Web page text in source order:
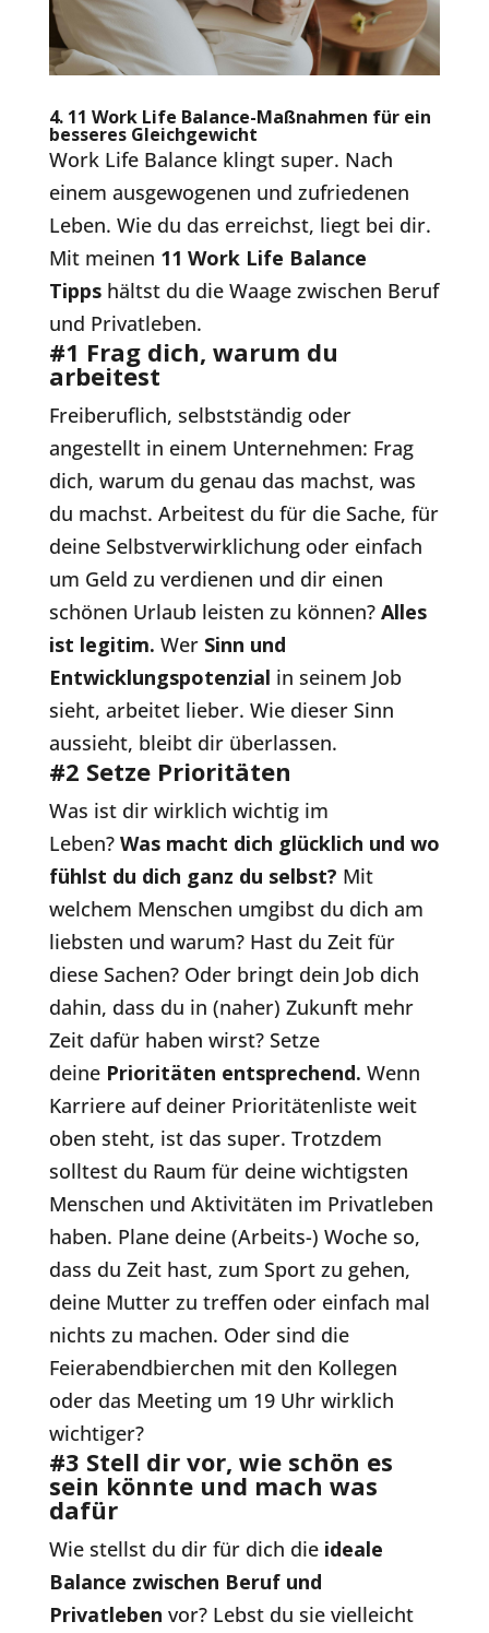
4. 11 Work Life Balance-Maßnahmen für ein
besseres Gleichgewicht
Work Life Balance klingt super. Nach
einem ausgewogenen und zufriedenen
Leben. Wie du das erreichst, liegt bei dir.
Mit meinen 11 Work Life Balance
Tippshältst du die Waage zwischen Beruf
und Privatleben.
#1 Frag dich, warum du
arbeitest
Freiberuflich, selbstständig oder
angestellt in einem Unternehmen: Frag
dich, warum du genau das machst, was
du machst. Arbeitest du für die Sache, für
deine Selbstverwirklichung oder einfach
um Geld zu verdienen und dir einen
schönen Urlaub leisten zu können?Alles
ist legitim. WerSinn und
Entwicklungspotenzial in seinem Job
sieht, arbeitet lieber. Wie dieser Sinn
aussieht, bleibt dir überlassen.
#2 Setze Prioritäten
Was ist dir wirklich wichtig im
Leben? Was macht dich glücklich und wo
fühlst du dich ganz du selbst? Mit
welchem Menschen umgibst du dich am
liebsten und warum? Hast du Zeit für
diese Sachen? Oder bringt dein Job dich
dahin, dass du in (naher) Zukunft mehr
Zeit dafür haben wirst? Setze
deine Prioritäten entsprechend. Wenn
Karriere auf deiner Prioritätenliste weit
oben steht, ist das super. Trotzdem
solltest du Raum für deine wichtigsten
Menschen und Aktivitäten im Privatleben
haben. Plane deine (Arbeits-) Woche so,
dass du Zeit hast, zum Sport zu gehen,
deine Mutter zu treffen oder einfach mal
nichts zu machen. Oder sind die
Feierabendbierchen mit den Kollegen
oder das Meeting um 19 Uhr wirklich
wichtiger?
#3 Stell dir vor, wie schön es
sein könnte und mach was
dafür
Wie stellst du dir für dich die ideale
Balance zwischen Beruf und
Privatleben vor? Lebst du sie vielleicht